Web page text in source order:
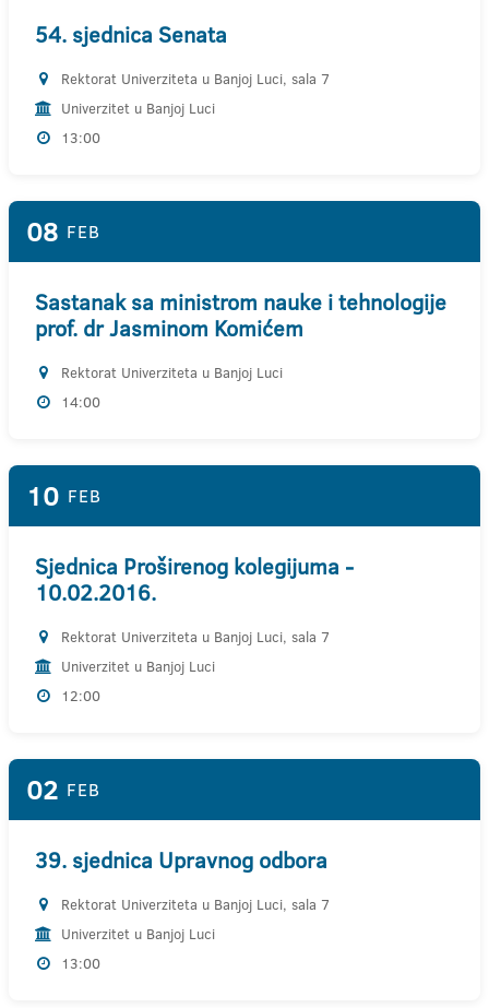
54. sjednica Senata
Rektorat Univerziteta u Banjoj Luci, sala 7
Univerzitet u Banjoj Luci
13:00
08 FEB
Sastanak sa ministrom nauke i tehnologije
prof. dr Jasminom Komićem
Rektorat Univerziteta u Banjoj Luci
14:00
10 FEB
Sjednica Proširenog kolegijuma -
10.02.2016.
Rektorat Univerziteta u Banjoj Luci, sala 7
Univerzitet u Banjoj Luci
12:00
02 FEB
39. sjednica Upravnog odbora
Rektorat Univerziteta u Banjoj Luci, sala 7
Univerzitet u Banjoj Luci
13:00